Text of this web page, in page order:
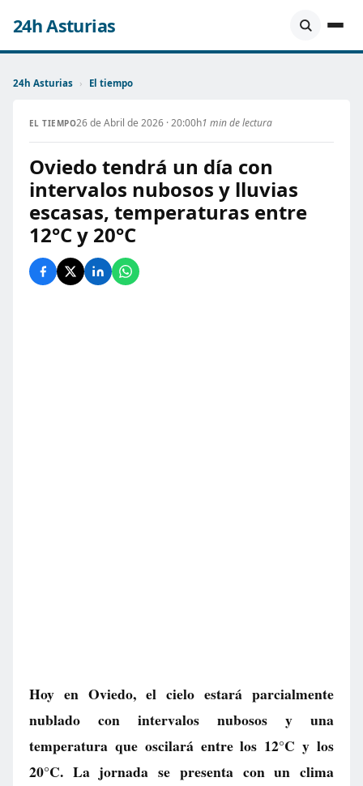
24h Asturias
24h Asturias › El tiempo
EL TIEMPO26 de Abril de 2026 · 20:00h1 min de lectura
Oviedo tendrá un día con
intervalos nubosos y lluvias
escasas, temperaturas entre
12°C y 20°C
Hoy en Oviedo, el cielo estará parcialmente
nublado con intervalos nubosos y una
temperatura que oscilará entre los 12°C y los
20°C. La jornada se presenta con un clima